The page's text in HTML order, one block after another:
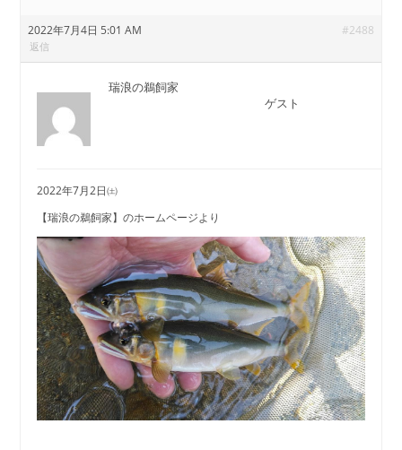
2022年7月4日 5:01 AM #2488
返信
瑞浪の鵜飼家
ゲスト
2022年7月2日㈯
【瑞浪の鵜飼家】のホームページより